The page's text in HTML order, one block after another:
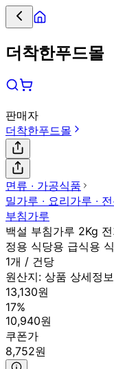
더착한푸드몰
판매자
더착한푸드몰
면류 ∙ 가공식품
밀가루 ∙ 요리가루 ∙
부침가루
백설 부침가루 2Kg
정용 식당용 급식용
1개 / 건당
원산지: 상품 상세정
13,130원
17%
10,940원
쿠폰가
8,752원